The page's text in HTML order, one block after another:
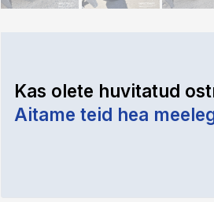
Kas olete huvitatud
Aitame teid hea